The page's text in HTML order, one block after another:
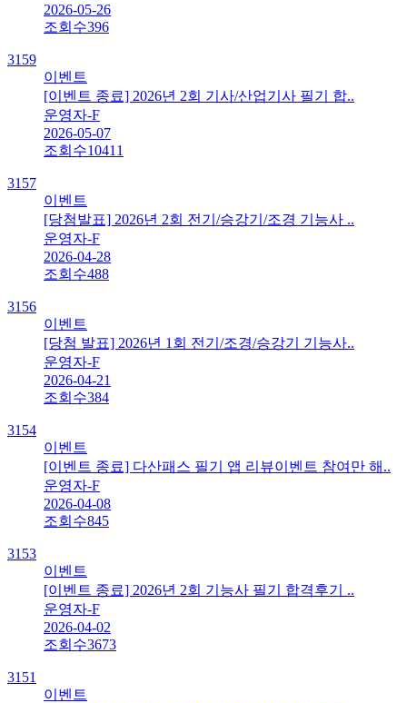
2026-05-26
조회수396
3159
이벤트
[이벤트 종료] 2026년 2회 기사/산업기사 필기 합..
운영자-F
2026-05-07
조회수10411
3157
이벤트
[당첨발표] 2026년 2회 전기/승강기/조경 기능사 ..
운영자-F
2026-04-28
조회수488
3156
이벤트
[당첨 발표] 2026년 1회 전기/조경/승강기 기능사..
운영자-F
2026-04-21
조회수384
3154
이벤트
[이벤트 종료] 다산패스 필기 앱 리뷰이벤트 참여만 해..
운영자-F
2026-04-08
조회수845
3153
이벤트
[이벤트 종료] 2026년 2회 기능사 필기 합격후기 ..
운영자-F
2026-04-02
조회수3673
3151
이벤트